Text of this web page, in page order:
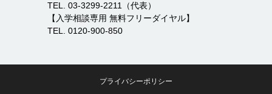
TEL. 03-3299-2211（代表）
【入学相談専用 無料フリーダイヤル】
TEL. 0120-900-850
プライバシーポリシー